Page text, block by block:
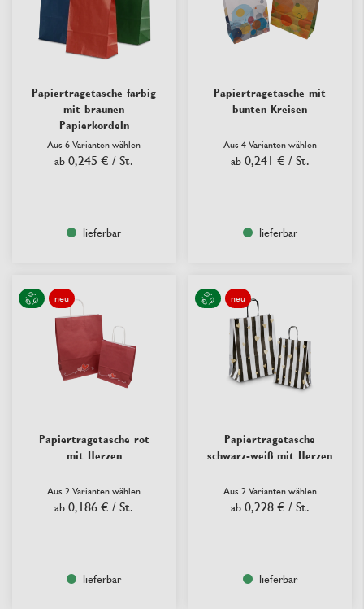
Papiertragetasche farbig
mit braunen
Papierkordeln
Aus 6 Varianten wählen
ab 0,245 € / St.
lieferbar
Papiertragetasche mit
bunten Kreisen
Aus 4 Varianten wählen
ab 0,241 € / St.
lieferbar
neu
Papiertragetasche rot
mit Herzen
Aus 2 Varianten wählen
ab 0,186 € / St.
lieferbar
neu
Papiertragetasche
schwarz-weiß mit Herzen
Aus 2 Varianten wählen
ab 0,228 € / St.
lieferbar